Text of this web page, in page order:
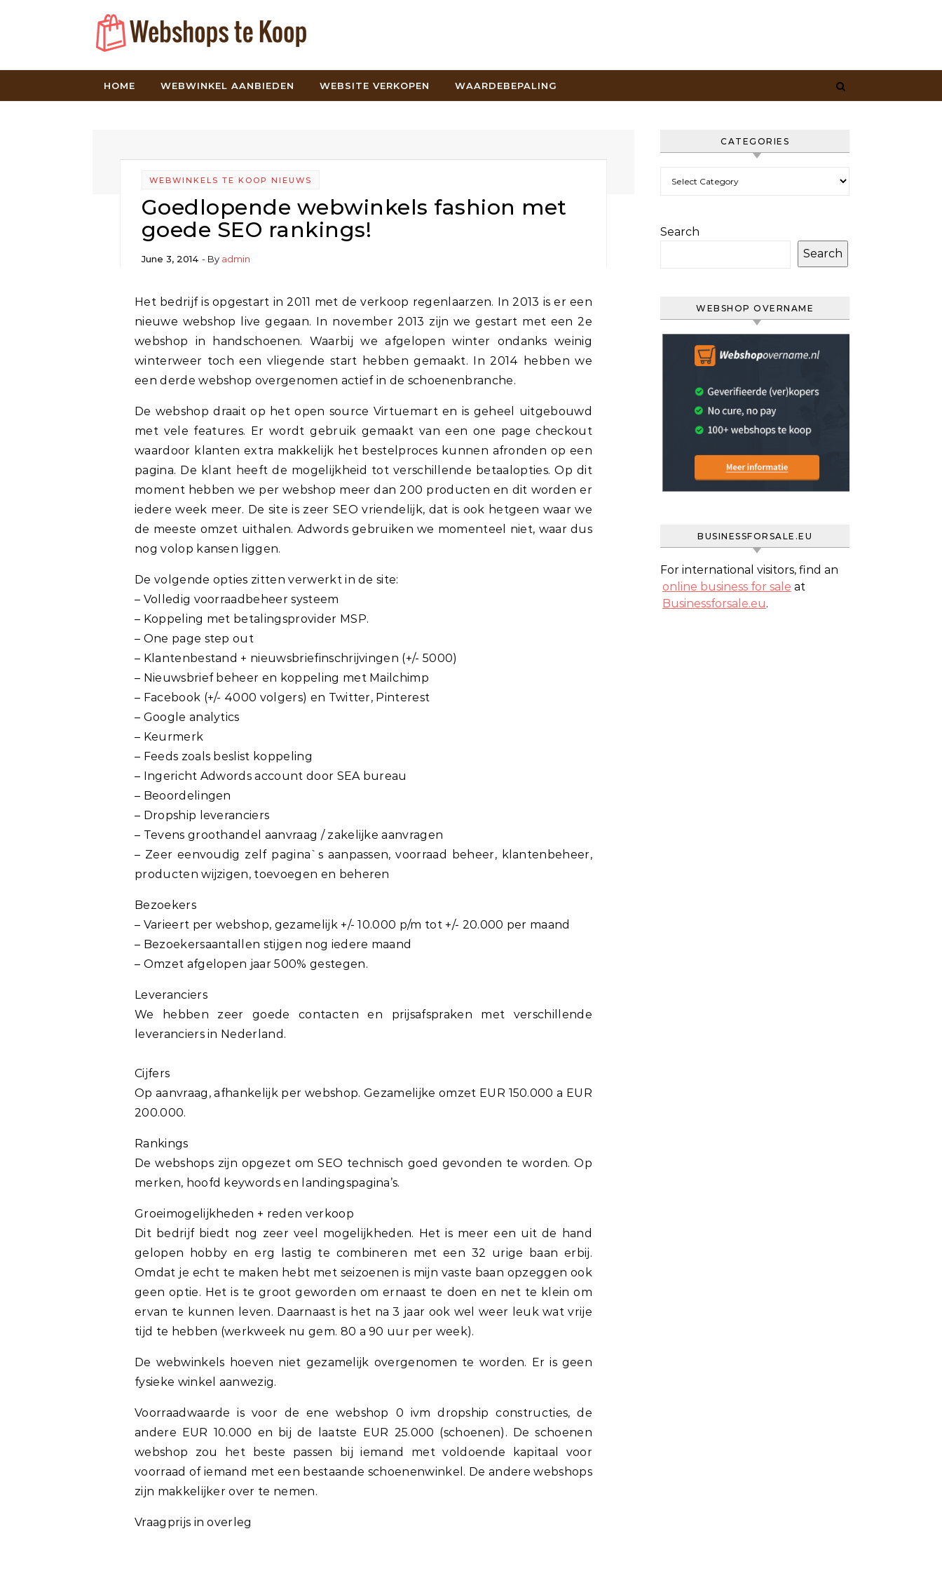
HOME WEBWINKEL AANBIEDEN WEBSITE VERKOPEN WAARDEBEPALING
WEBWINKELS TE KOOP NIEUWS
Goedlopende webwinkels fashion met
goede SEO rankings!
June 3, 2014 - By admin
Het bedrijf is opgestart in 2011 met de verkoop regenlaarzen. In 2013 is er een
nieuwe webshop live gegaan. In november 2013 zijn we gestart met een 2e
webshop in handschoenen. Waarbij we afgelopen winter ondanks weinig
winterweer toch een vliegende start hebben gemaakt. In 2014 hebben we
een derde webshop overgenomen actief in de schoenenbranche.
De webshop draait op het open source Virtuemart en is geheel uitgebouwd
met vele features. Er wordt gebruik gemaakt van een one page checkout
waardoor klanten extra makkelijk het bestelproces kunnen afronden op een
pagina. De klant heeft de mogelijkheid tot verschillende betaalopties. Op dit
moment hebben we per webshop meer dan 200 producten en dit worden er
iedere week meer. De site is zeer SEO vriendelijk, dat is ook hetgeen waar we
de meeste omzet uithalen. Adwords gebruiken we momenteel niet, waar dus
nog volop kansen liggen.
De volgende opties zitten verwerkt in de site:
– Volledig voorraadbeheer systeem
– Koppeling met betalingsprovider MSP.
– One page step out
– Klantenbestand + nieuwsbriefinschrijvingen (+/- 5000)
– Nieuwsbrief beheer en koppeling met Mailchimp
– Facebook (+/- 4000 volgers) en Twitter, Pinterest
– Google analytics
– Keurmerk
– Feeds zoals beslist koppeling
– Ingericht Adwords account door SEA bureau
– Beoordelingen
– Dropship leveranciers
– Tevens groothandel aanvraag / zakelijke aanvragen
– Zeer eenvoudig zelf pagina`s aanpassen, voorraad beheer, klantenbeheer,
producten wijzigen, toevoegen en beheren
Bezoekers
– Varieert per webshop, gezamelijk +/- 10.000 p/m tot +/- 20.000 per maand
– Bezoekersaantallen stijgen nog iedere maand
– Omzet afgelopen jaar 500% gestegen.
Leveranciers
We hebben zeer goede contacten en prijsafspraken met verschillende
leveranciers in Nederland.
Cijfers
Op aanvraag, afhankelijk per webshop. Gezamelijke omzet EUR 150.000 a EUR
200.000.
Rankings
De webshops zijn opgezet om SEO technisch goed gevonden te worden. Op
merken, hoofd keywords en landingspagina’s.
Groeimogelijkheden + reden verkoop
Dit bedrijf biedt nog zeer veel mogelijkheden. Het is meer een uit de hand
gelopen hobby en erg lastig te combineren met een 32 urige baan erbij.
Omdat je echt te maken hebt met seizoenen is mijn vaste baan opzeggen ook
geen optie. Het is te groot geworden om ernaast te doen en net te klein om
ervan te kunnen leven. Daarnaast is het na 3 jaar ook wel weer leuk wat vrije
tijd te hebben (werkweek nu gem. 80 a 90 uur per week).
De webwinkels hoeven niet gezamelijk overgenomen te worden. Er is geen
fysieke winkel aanwezig.
Voorraadwaarde is voor de ene webshop 0 ivm dropship constructies, de
andere EUR 10.000 en bij de laatste EUR 25.000 (schoenen). De schoenen
webshop zou het beste passen bij iemand met voldoende kapitaal voor
voorraad of iemand met een bestaande schoenenwinkel. De andere webshops
zijn makkelijker over te nemen.
Vraagprijs in overleg
CATEGORIES
Search
Search
WEBSHOP OVERNAME
BUSINESSFORSALE.EU
For international visitors, find an
online business for sale at
Businessforsale.eu.